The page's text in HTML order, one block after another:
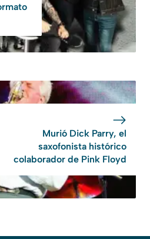
Murió Dick Parry, el
saxofonista histórico
colaborador de Pink Floyd